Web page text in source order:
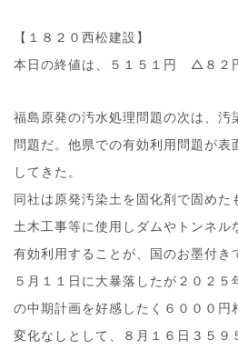
【１８２０西松建設】
本日の終値は、５１５１円 △８２
福島原発の汚水処理問題の次は、汚
問題だ。他県での有効利用問題が表
してきた。
同社は原発汚染土を固化剤で固めた
土木工事等に使用しダムやトンネル
有効利用することが、国のお墨付き
５月１１日に大暴落したが２０２５
の中期計画を好感したく６０００円
変化なしとして、８月１６日３５９